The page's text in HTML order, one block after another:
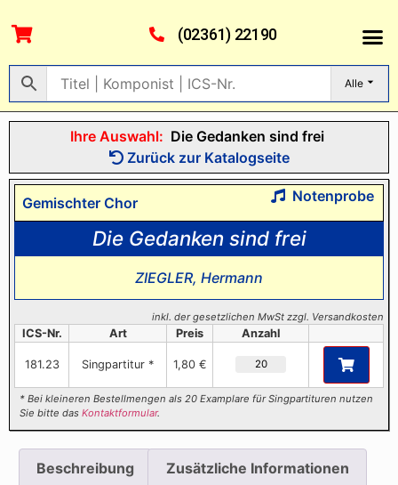
(02361) 22190
Alle
Ihre Auswahl: Die Gedanken sind frei
Zurück zur Katalogseite
Gemischter Chor Notenprobe
Die Gedanken sind frei
ZIEGLER, Hermann
inkl. der gesetzlichen MwSt zzgl. Versandkosten
ICS-Nr. Art Preis Anzahl
181.23 Singpartitur * 1,80 €
* Bei kleineren Bestellmengen als 20 Examplare für Singpartituren nutzen
Sie bitte dasKontaktformular.
Beschreibung Zusätzliche Informationen